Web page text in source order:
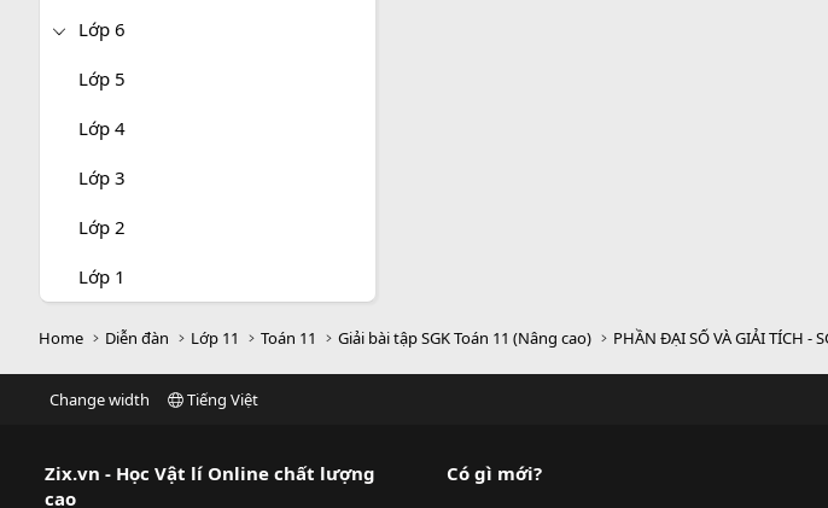
Lớp 6
Lớp 5
Lớp 4
Lớp 3
Lớp 2
Lớp 1
Home Diễn đàn Lớp 11 Toán 11 Giải bài tập SGK Toán 11 (Nâng cao)
Change width Tiếng Việt
Zix.vn - Học Vật lí Online chất lượng
cao
Có gì mới?